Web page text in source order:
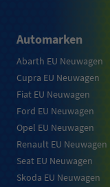
Automarken
Abarth EU Neuwagen
Cupra EU Neuwagen
Fiat EU Neuwagen
Ford EU Neuwagen
Opel EU Neuwagen
Renault EU Neuwagen
Seat EU Neuwagen
Skoda EU Neuwagen